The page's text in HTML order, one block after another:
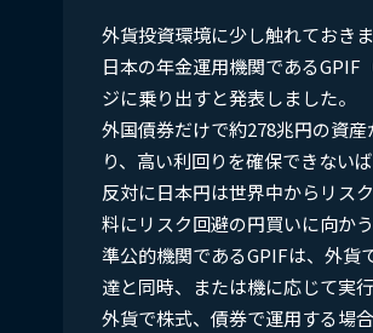
外貨投資環境に少し触れておきま
日本の年金運用機関である
ジに乗り出すと発表しました。
外国債券だけで約278兆円の資
り、高い利回りを確保できない
反対に日本円は世界中からリス
料にリスク回避の円買いに向か
準公的機関であるGPIFは、外貨
達と同時、または機に応じて実
外貨で株式、債券で運用する場